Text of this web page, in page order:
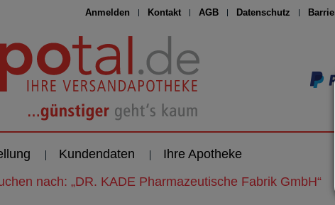
Anmelden Kontakt AGB Datenschutz
Kundendaten Ihre Apotheke
nach: „DR. KADE Pharmazeutische Fabrik GmbH“